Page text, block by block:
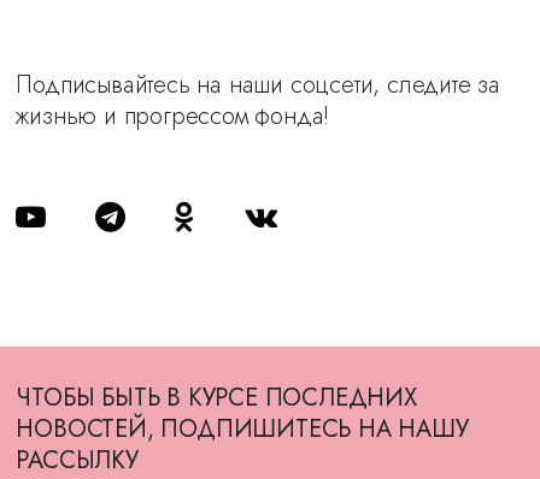
Подписывайтесь на наши соцсети, следите за
жизнью и прогрессом фонда!
ЧТОБЫ БЫТЬ В КУРСЕ ПОСЛЕДНИХ
НОВОСТЕЙ, ПОДПИШИТЕСЬ НА НАШУ
РАССЫЛКУ